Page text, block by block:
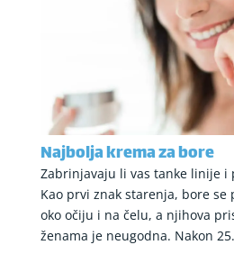
Najbolja krema za bore
Zabrinjavaju li vas tanke linije i
Kao prvi znak starenja, bore
oko očiju i na čelu, a njihova
ženama je neugodna. Nakon